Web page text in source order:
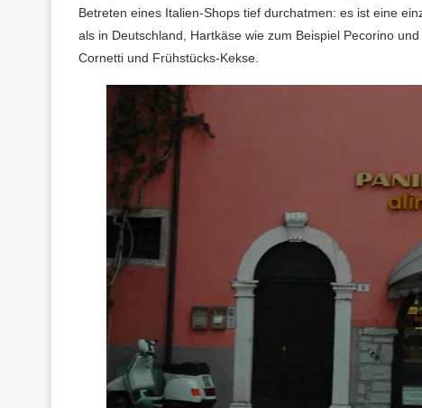
Betreten eines Italien-Shops tief durchatmen: es ist eine
als in Deutschland, Hartkäse wie zum Beispiel Pecorino
Cornetti und Frühstücks-Kekse.